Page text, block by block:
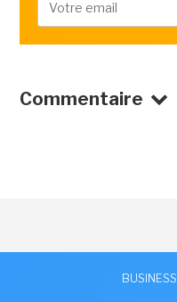
Commentaire
BUSINESS